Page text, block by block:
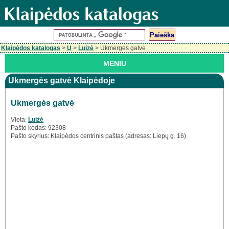
Klaipėdos katalogas > U > Luizė > Ukmergės gatvė
MENIU
Ukmergės gatvė Klaipėdoje
Ukmergės gatvė
Vieta: Luizė
Pašto kodas: 92308
Pašto skyrius: Klaipėdos centrinis paštas (adresas: Liepų g. 16)